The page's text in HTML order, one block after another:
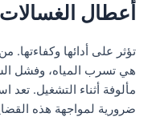
أعطال
تؤثر على أدائها
هي تسرب المياه، وفشل
ضرورية لمواجهة هذه